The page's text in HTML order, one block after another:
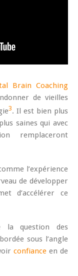
Brain Coaching
de vieilles
3. Il est bien plus
saines qui avec
remplaceront
l’expérience
de développer
d’accélérer ce
la question des
sous l’angle
confiance en de